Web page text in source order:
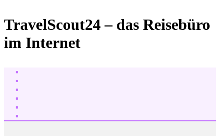
TravelScout24 – das Reisebüro
im Internet